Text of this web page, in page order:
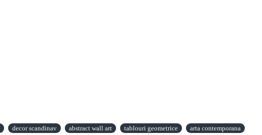
decor scandinav abstract wall art tablouri geometrice
arta contemporana